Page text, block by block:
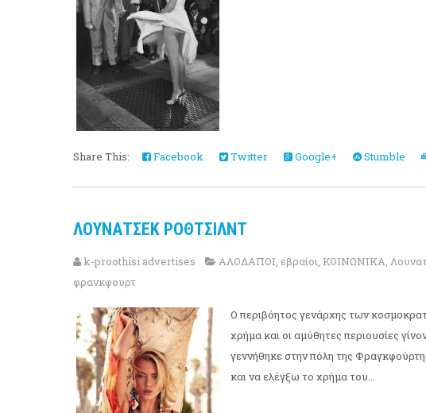
Share This: Facebook Twitter Google+ Stumble
ΛΟΥΝΑΤΣΕΚ ΡΟΘΤΣΙΛΝΤ
k-proothisi advertises ΑΛΟΔΑΠΟΙ, εβραίοι, ΚΟΙΝΩΝΙΚΑ,
φρανκφουρτ
Ο περιβόητος γενάρχης των
χρήμα και οι αμύθητες περιουσίες
γεννήθηκε στην πόλη της
και να ελέγξω το χρήμα του...